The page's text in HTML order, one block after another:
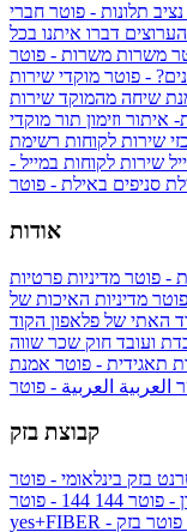
נציב תלונות - פוטר חברי
דברו איתנו בכל
משרות משרות - פוטר
- פוטר מוקדי שירות
שיחה מהמוקד שירות
איתור וזימון תור מוקדי
שירות לקוחות רשימת
שירות לקוחות במייל -
סניפים באילת - פוטר
אודות
- פוטר מדיניות פרטיות
מדיניות האיכות של
האתי של פלאפון הקוד
ועובד חוק שכר שווה
תאגידית - פוטר אמנת
العربية العربية - פוטר
קבוצת בזק
בזק בינלאומי - פוטר
- פוטר 144
yes+FIBER - פוטר